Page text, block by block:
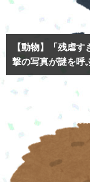
【動物】「残虐
撃の写真が謎を呼